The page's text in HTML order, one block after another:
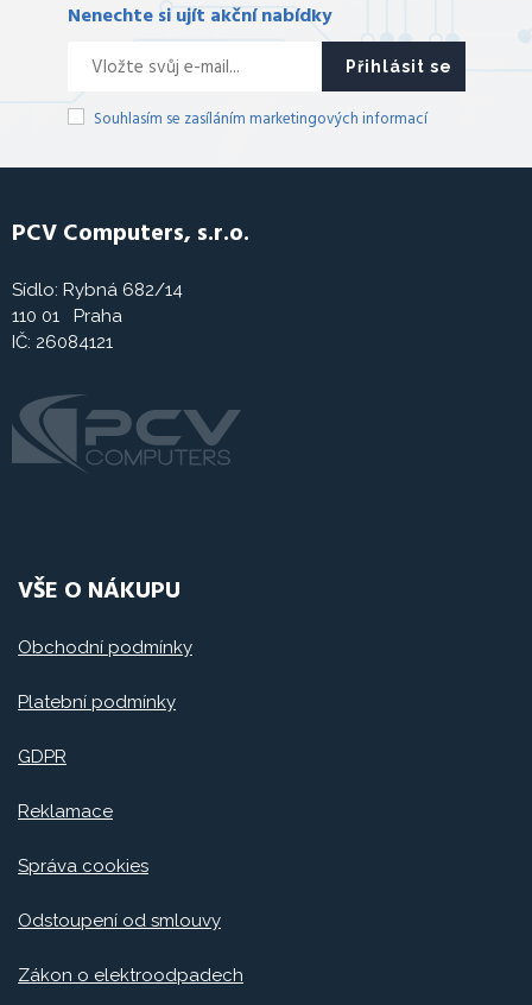
Nenechte si ujít akční nabídky
Přihlásit se
Souhlasím se zasíláním marketingových informací
PCV Computers, s.r.o.
Sídlo: Rybná 682/14
110 01 Praha
IČ: 26084121
VŠE O NÁKUPU
Obchodní podmínky
Platební podmínky
GDPR
Reklamace
Správa cookies
Odstoupení od smlouvy
Zákon o elektroodpadech